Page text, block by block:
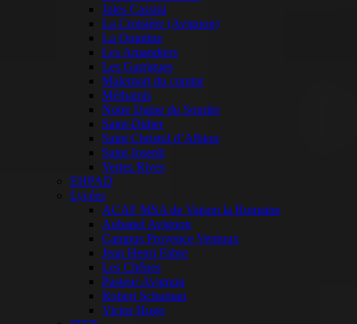
Jules Cassini
La Croisière (Avignon)
La Quintine
Les Amandiers
Les Garrigues
Malemort du comtat
Méthamis
Notre Dame du Sourire
Saint-Didier
Saint Christol d’Albion
Saint Joseph
Vertes Rives
EHPAD
Lycées
ACAF MSA de Vaison la Romaine
Aubanel Avignon
Campus Provence Ventoux
Jean Henri Fabre
Les Chênes
Pasteur Avignon
Robert Schuman
Victor Hugo